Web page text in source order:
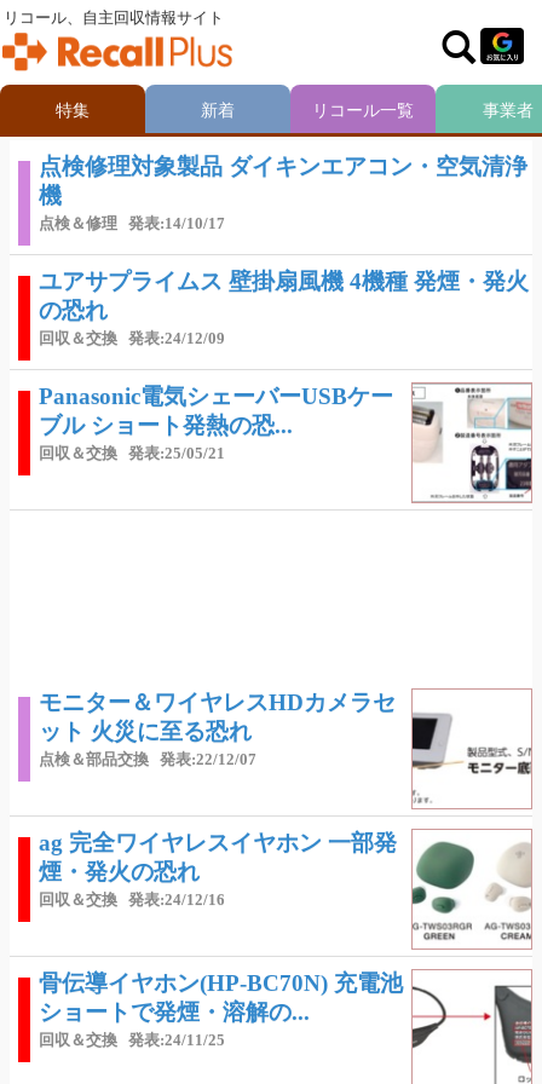
点検修理対象製品 ダイキンエアコン・空気清浄
機
点検＆修理 発表:14/10/17
ユアサプライムス 壁掛扇風機 4機種 発煙・発火
の恐れ
回収＆交換 発表:24/12/09
Panasonic電気シェーバーUSBケー
ブル ショート発熱の恐...
回収＆交換 発表:25/05/21
モニター＆ワイヤレスHDカメラセ
ット 火災に至る恐れ
点検＆部品交換 発表:22/12/07
ag 完全ワイヤレスイヤホン 一部発
煙・発火の恐れ
回収＆交換 発表:24/12/16
骨伝導イヤホン(HP-BC70N) 充電池
ショートで発煙・溶解の...
回収＆交換 発表:24/11/25
リコール、自主回収情報サイト
特集 新着 リコール一覧 事業者